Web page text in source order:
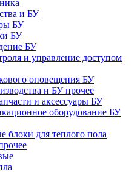
и БУ
БУ
БУ
БУ
и управление доступом
оповещения БУ
и БУ прочее
и аксессуары БУ
оборудование БУ
блоки для теплого пола